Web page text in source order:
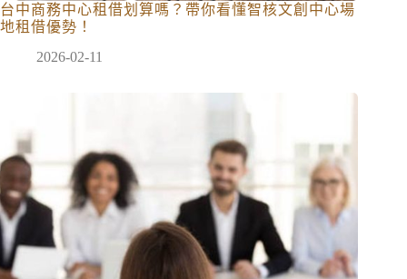
台中商務中心租借划算嗎？帶你看懂智核文創中心場
地租借優勢！
2026-02-11